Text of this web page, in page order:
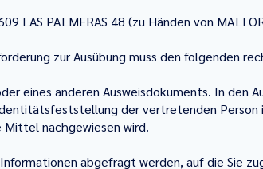
LAS PALMERAS 48 (zu Händen von
zur Ausübung muss den folgenden
eines anderen Ausweisdokuments. In den
der vertretenden Person
nachgewiesen wird.
abgefragt werden, auf die Sie